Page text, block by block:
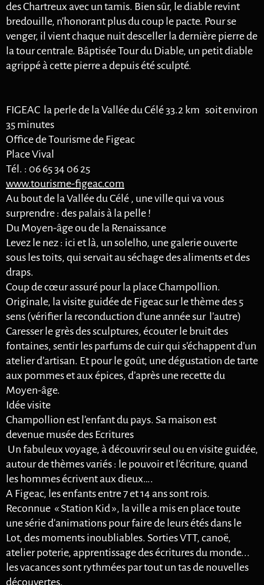
des Chartreux avec un tamis. Bien sûr, le diable revint
bredouille, n'honorant plus du coup le pacte. Pour se
venger, il vient chaque nuit desceller la dernière pierre de
la tour centrale. Bâptisée Tour du Diable, un petit diable
agrippé à cette pierre a depuis été sculpté.
FIGEAC la perle de la Vallée du Célé 33.2 km soit environ
35 minutes
Office de Tourisme de Figeac
Place Vival
Tél. : 06 65 34 06 25
www.tourisme-figeac.com
Au bout de la Vallée du Célé , une ville qui va vous
surprendre : des palais à la pelle !
Du Moyen-âge ou de la Renaissance
Levez le nez : ici et là, un solelho, une galerie ouverte
sous les toits, qui servait au séchage des aliments et des
draps.
Coup de cœur assuré pour la place Champollion.
Originale, la visite guidée de Figeac sur le thème des 5
sens (vérifier la reconduction d’une année sur l’autre)
Caresser le grès des sculptures, écouter le bruit des
fontaines, sentir les parfums de cuir qui s’échappent d’un
atelier d’artisan. Et pour le goût, une dégustation de tarte
aux pommes et aux épices, d’après une recette du
Moyen-âge.
Idée visite
Champollion est l’enfant du pays. Sa maison est
devenue musée des Ecritures
Un fabuleux voyage, à découvrir seul ou en visite guidée,
autour de thèmes variés : le pouvoir et l’écriture, quand
les hommes écrivent aux dieux….
A Figeac, les enfants entre 7 et 14 ans sont rois.
Reconnue « Station Kid », la ville a mis en place toute
une série d'animations pour faire de leurs étés dans le
Lot, des moments inoubliables. Sorties VTT, canoë,
atelier poterie, apprentissage des écritures du monde...
les vacances sont rythmées par tout un tas de nouvelles
découvertes.